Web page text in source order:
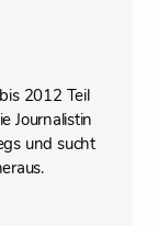
2012 Teil
Journalistin
und sucht